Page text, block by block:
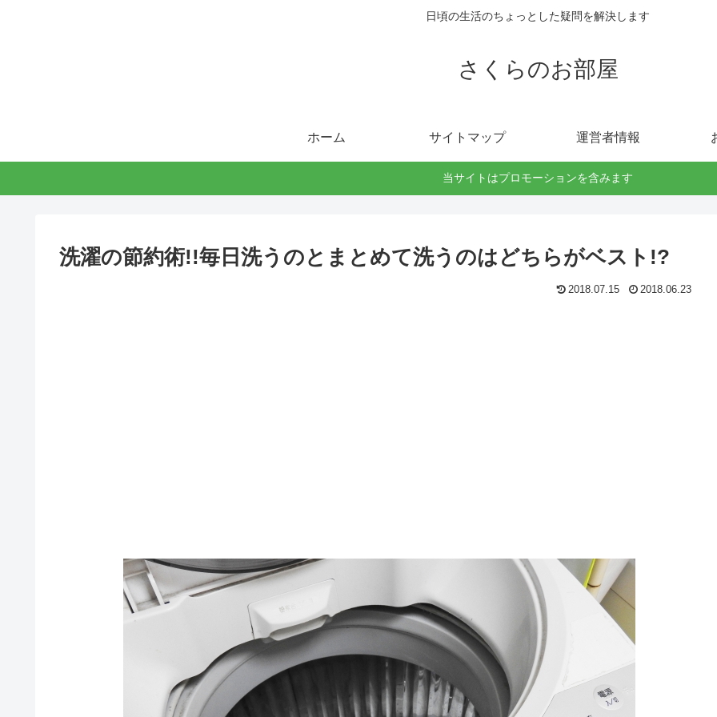
日頃の生活のちょっとした疑問を解決します
さくらのお部屋
ホーム サイトマップ 運営者情報
当サイトはプロモーションを含みます
洗濯の節約術!!毎日洗うのとまとめて洗うのはどちらがベスト!?
2018.07.15 2018.06.23